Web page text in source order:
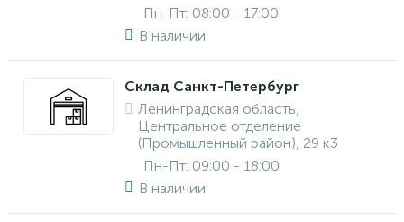
Пн-Пт: 08:00 - 17:00
В наличии
Склад Санкт-Петербург
Ленинградская область,
Центральное отделение
(Промышленный район), 29 к3
Пн-Пт: 09:00 - 18:00
В наличии